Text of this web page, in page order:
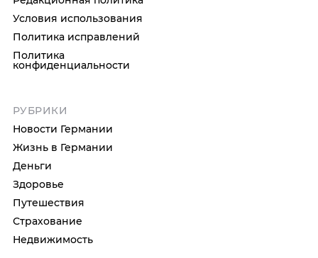
Условия использования
Политика исправлений
Политика
конфиденциальности
РУБРИКИ
Новости Германии
Жизнь в Германии
Деньги
Здоровье
Путешествия
Страхование
Недвижимость